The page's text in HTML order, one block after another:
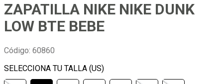
ZAPATILLA NIKE NIKE DUNK
LOW BTE BEBE
Código: 60860